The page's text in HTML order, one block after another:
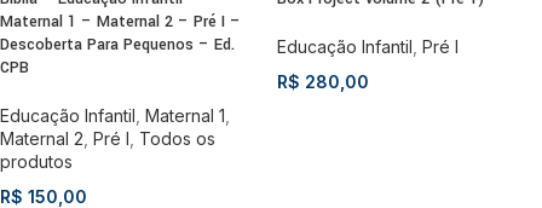
Maternal 1 – Maternal 2 – Pré I –
Descoberta Para Pequenos – Ed.
CPB
Educação Infantil Maternal 1
Maternal 2 Pré I Todos os
produtos
R$ 150,00
Educação Infantil Pré I
R$ 280,00